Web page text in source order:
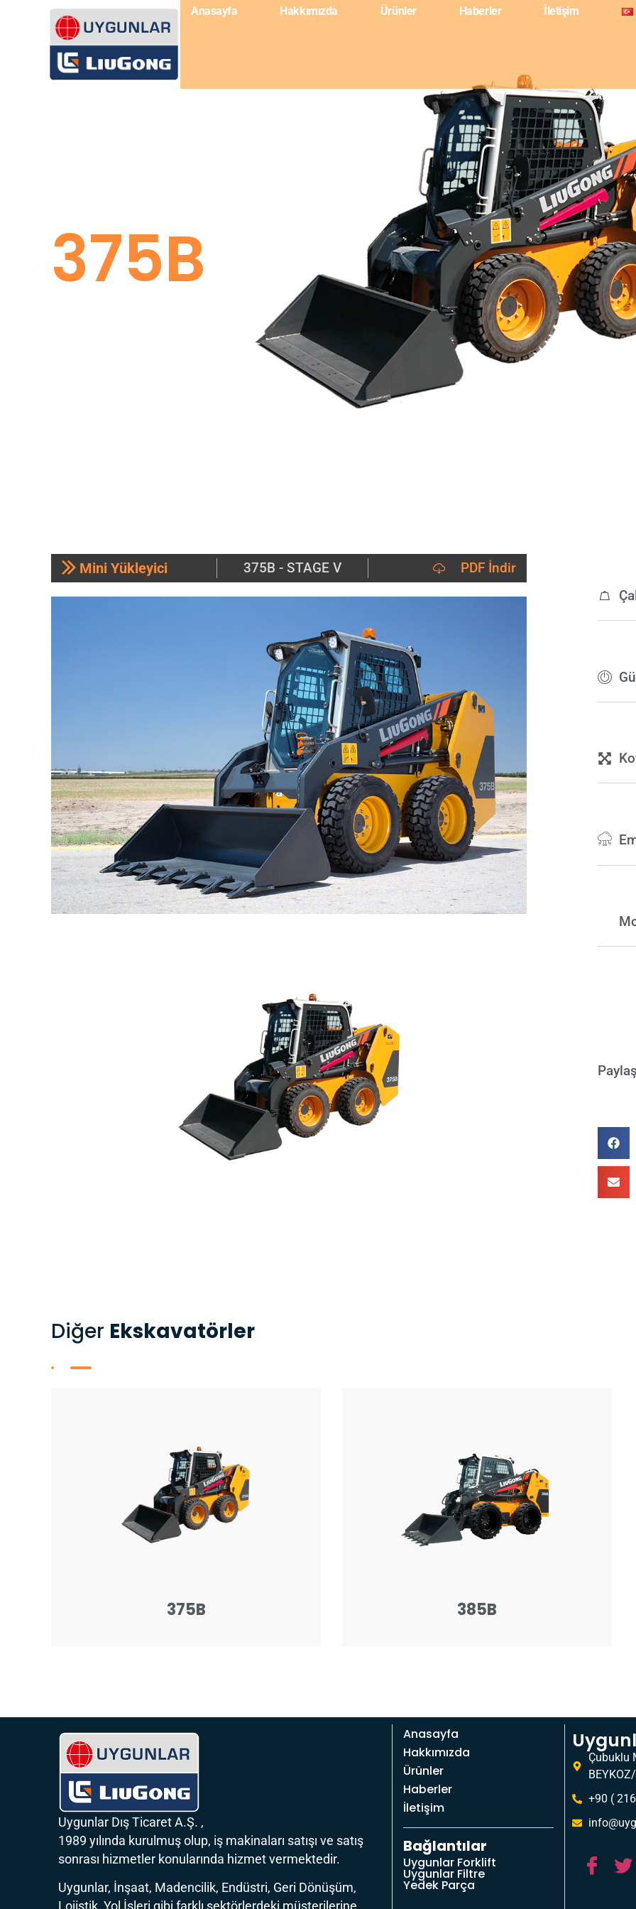
Anasayfa Hakkımızda Ürünler Haberler İletişim
375B
Mini Yükleyici 375B - STAGE V
PDF İndir
Diğer​ Ekskavatörler
375B 385B
Uygunlar Dış Ticaret A.Ş. ,
1989 yılında kurulmuş olup, iş makinaları satışı ve satış
sonrası hizmetler konularında hizmet vermektedir.
Uygunlar, İnşaat, Madencilik, Endüstri, Geri Dönüşüm,
Lojistik, Yol İşleri gibi farklı sektörlerdeki müşterilerine
Anasayfa
Hakkımızda
Ürünler
Haberler
İletişim
Bağlantılar
Uygunlar Forklift
Uygunlar Filtre
Yedek Parça
Çubuklu
+90 (